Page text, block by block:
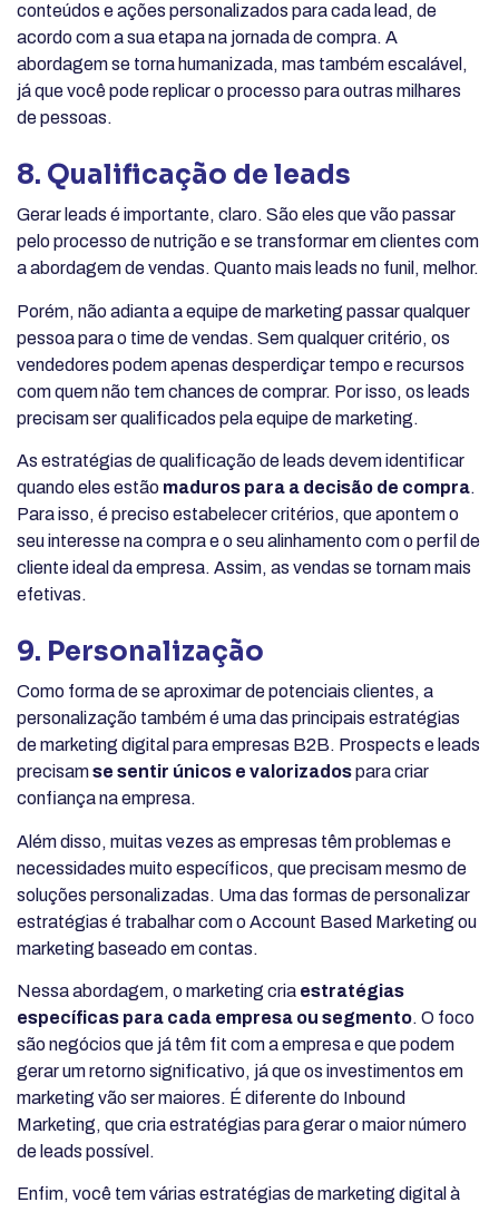
conteúdos e ações personalizados para cada lead, de
acordo com a sua etapa na jornada de compra. A
abordagem se torna humanizada, mas também escalável,
já que você pode replicar o processo para outras milhares
de pessoas.
8. Qualificação de leads
Gerar leads é importante, claro. São eles que vão passar
pelo processo de nutrição e se transformar em clientes com
a abordagem de vendas. Quanto mais leads no funil, melhor.
Porém, não adianta a equipe de marketing passar qualquer
pessoa para o time de vendas. Sem qualquer critério, os
vendedores podem apenas desperdiçar tempo e recursos
com quem não tem chances de comprar. Por isso, os leads
precisam ser qualificados pela equipe de marketing.
As estratégias de qualificação de leads devem identificar
quando eles estão maduros para a decisão de compra.
Para isso, é preciso estabelecer critérios, que apontem o
seu interesse na compra e o seu alinhamento com o perfil de
cliente ideal da empresa. Assim, as vendas se tornam mais
efetivas.
9. Personalização
Como forma de se aproximar de potenciais clientes, a
personalização também é uma das principais estratégias
de marketing digital para empresas B2B. Prospects e leads
precisamse sentir únicos e valorizadospara criar
confiança na empresa.
Além disso, muitas vezes as empresas têm problemas e
necessidades muito específicos, que precisam mesmo de
soluções personalizadas. Uma das formas de personalizar
estratégias é trabalhar com o Account Based Marketing ou
marketing baseado em contas.
Nessa abordagem, o marketing cria estratégias
específicas para cada empresa ou segmento. O foco
são negócios que já têm fit com a empresa e que podem
gerar um retorno significativo, já que os investimentos em
marketing vão ser maiores. É diferente do Inbound
Marketing, que cria estratégias para gerar o maior número
de leads possível.
Enfim, você tem várias estratégias de marketing digital à